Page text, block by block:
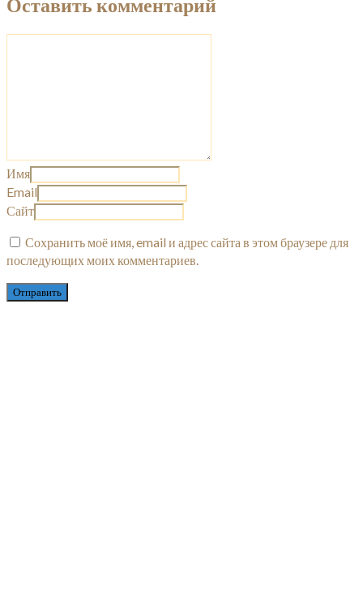
Имя
Email
Сайт
Сохранить моё имя, email и адрес сайта в этом браузере для
последующих моих комментариев.